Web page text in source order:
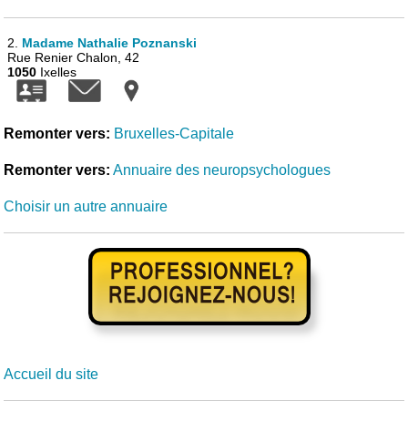
2. Madame Nathalie Poznanski
Rue Renier Chalon, 42
1050 Ixelles
Remonter vers: Bruxelles-Capitale
Remonter vers: Annuaire des neuropsychologues
Choisir un autre annuaire
Accueil du site